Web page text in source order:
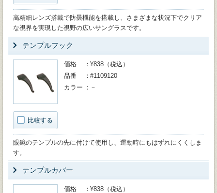
高精細レンズ搭載で防曇機能を搭載し、さまざまな状況下でクリア
な視界を実現した視野の広いサングラスです。
テンプルフック
比較する
価格
¥838（税込）
品番
#1109120
カラー
－
眼鏡のテンプルの先に付けて使用し、運動時にもはずれにくくしま
す。
テンプルカバー
価格
¥838（税込）